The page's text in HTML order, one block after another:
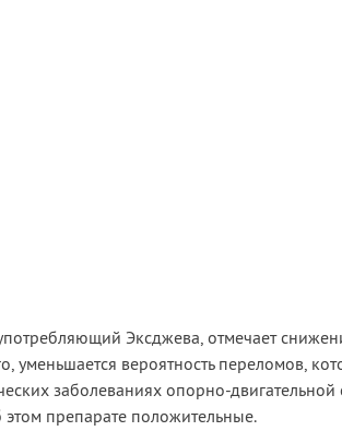
Эксджева, отмечает
уменьшается вероятность переломов,
заболеваниях опорно-
этом препарате положительные.